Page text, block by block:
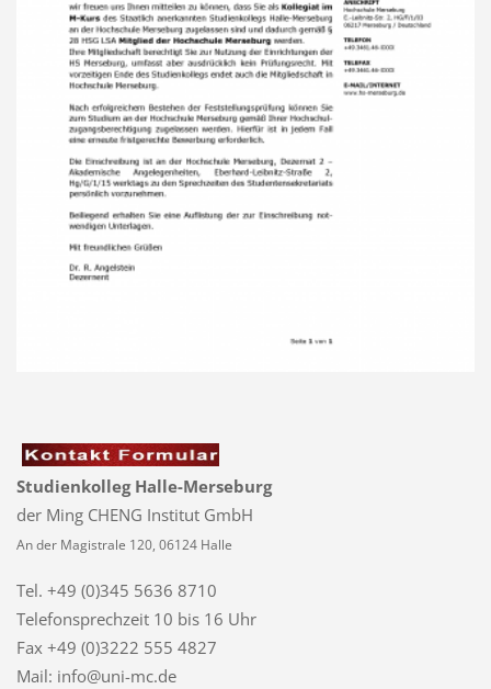
Studienkolleg Halle-Merseburg
der Ming CHENG Institut GmbH
An der Magistrale 120, 06124 Halle
Tel. +49 (0)345 5636 8710
Telefonsprechzeit 10 bis 16 Uhr
Fax +49 (0)3222 555 4827
Mail: info@uni-mc.de